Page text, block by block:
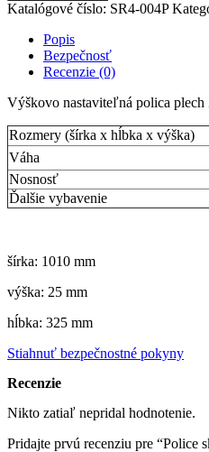
Katalógové číslo: SR4-004P
Popis
Bezpečnosť
Recenzie (0)
Výškovo nastaviteľná polica
Rozmery (šírka x hĺbka x výška)
Váha
Nosnosť
Ďalšie vybavenie
šírka: 1010 mm
výška: 25 mm
hĺbka: 325 mm
Stiahnuť bezpečnostné pokyny
Recenzie
Nikto zatiaľ nepridal hodnotenie.
Pridajte prvú recenziu pre “Police